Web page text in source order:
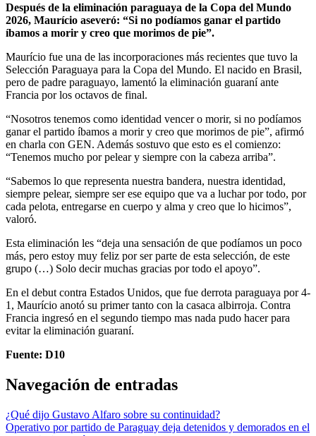
Después de la eliminación paraguaya de la Copa del Mundo
2026, Maurício aseveró: “Si no podíamos ganar el partido
íbamos a morir y creo que morimos de pie”.
Maurício fue una de las incorporaciones más recientes que tuvo la
Selección Paraguaya para la Copa del Mundo. El nacido en Brasil,
pero de padre paraguayo, lamentó la eliminación guaraní ante
Francia por los octavos de final.
“Nosotros tenemos como identidad vencer o morir, si no podíamos
ganar el partido íbamos a morir y creo que morimos de pie”, afirmó
en charla con GEN. Además sostuvo que esto es el comienzo:
“Tenemos mucho por pelear y siempre con la cabeza arriba”.
“Sabemos lo que representa nuestra bandera, nuestra identidad,
siempre pelear, siempre ser ese equipo que va a luchar por todo, por
cada pelota, entregarse en cuerpo y alma y creo que lo hicimos”,
valoró.
Esta eliminación les “deja una sensación de que podíamos un poco
más, pero estoy muy feliz por ser parte de esta selección, de este
grupo (…) Solo decir muchas gracias por todo el apoyo”.
En el debut contra Estados Unidos, que fue derrota paraguaya por 4-
1, Maurício anotó su primer tanto con la casaca albirroja. Contra
Francia ingresó en el segundo tiempo mas nada pudo hacer para
evitar la eliminación guaraní.
Fuente: D10
Navegación de entradas
¿Qué dijo Gustavo Alfaro sobre su continuidad?
Operativo por partido de Paraguay deja detenidos y demorados en el